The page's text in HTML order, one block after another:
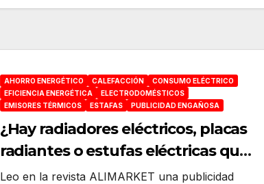
AHORRO ENERGÉTICO CALEFACCIÓN
CONSUMO ELÉCTRICO
EFICIENCIA ENERGÉTICA
ELECTRODOMÉSTICOS
EMISORES TÉRMICOS
ESTAFAS PUBLICIDAD ENGAÑOSA
¿Hay radiadores eléctricos, placas
radiantes o estufas eléctricas que
tienen más Eficiencia Energética
Leo en la revista ALIMARKET una publicidad